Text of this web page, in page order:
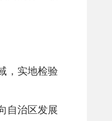
，实地检验
自治区发展